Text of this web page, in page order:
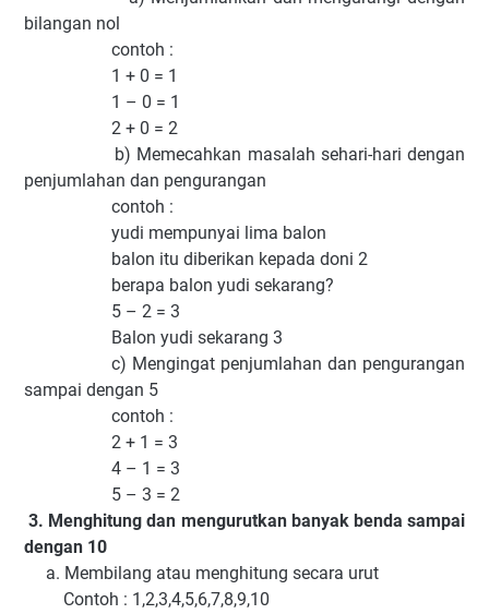
bilangan nol
contoh :
1 + 0 = 1
1 – 0 = 1
2 + 0 = 2
b) Memecahkan masalah sehari-hari dengan
penjumlahan dan pengurangan
contoh :
yudi mempunyai lima balon
balon itu diberikan kepada doni 2
berapa balon yudi sekarang?
5 – 2 = 3
Balon yudi sekarang 3
c) Mengingat penjumlahan dan pengurangan
sampai dengan 5
contoh :
2 + 1 = 3
4 – 1 = 3
5 – 3 = 2
3. Menghitung dan mengurutkan banyak benda sampai
dengan 10
a. Membilang atau menghitung secara urut
Contoh : 1,2,3,4,5,6,7,8,9,10